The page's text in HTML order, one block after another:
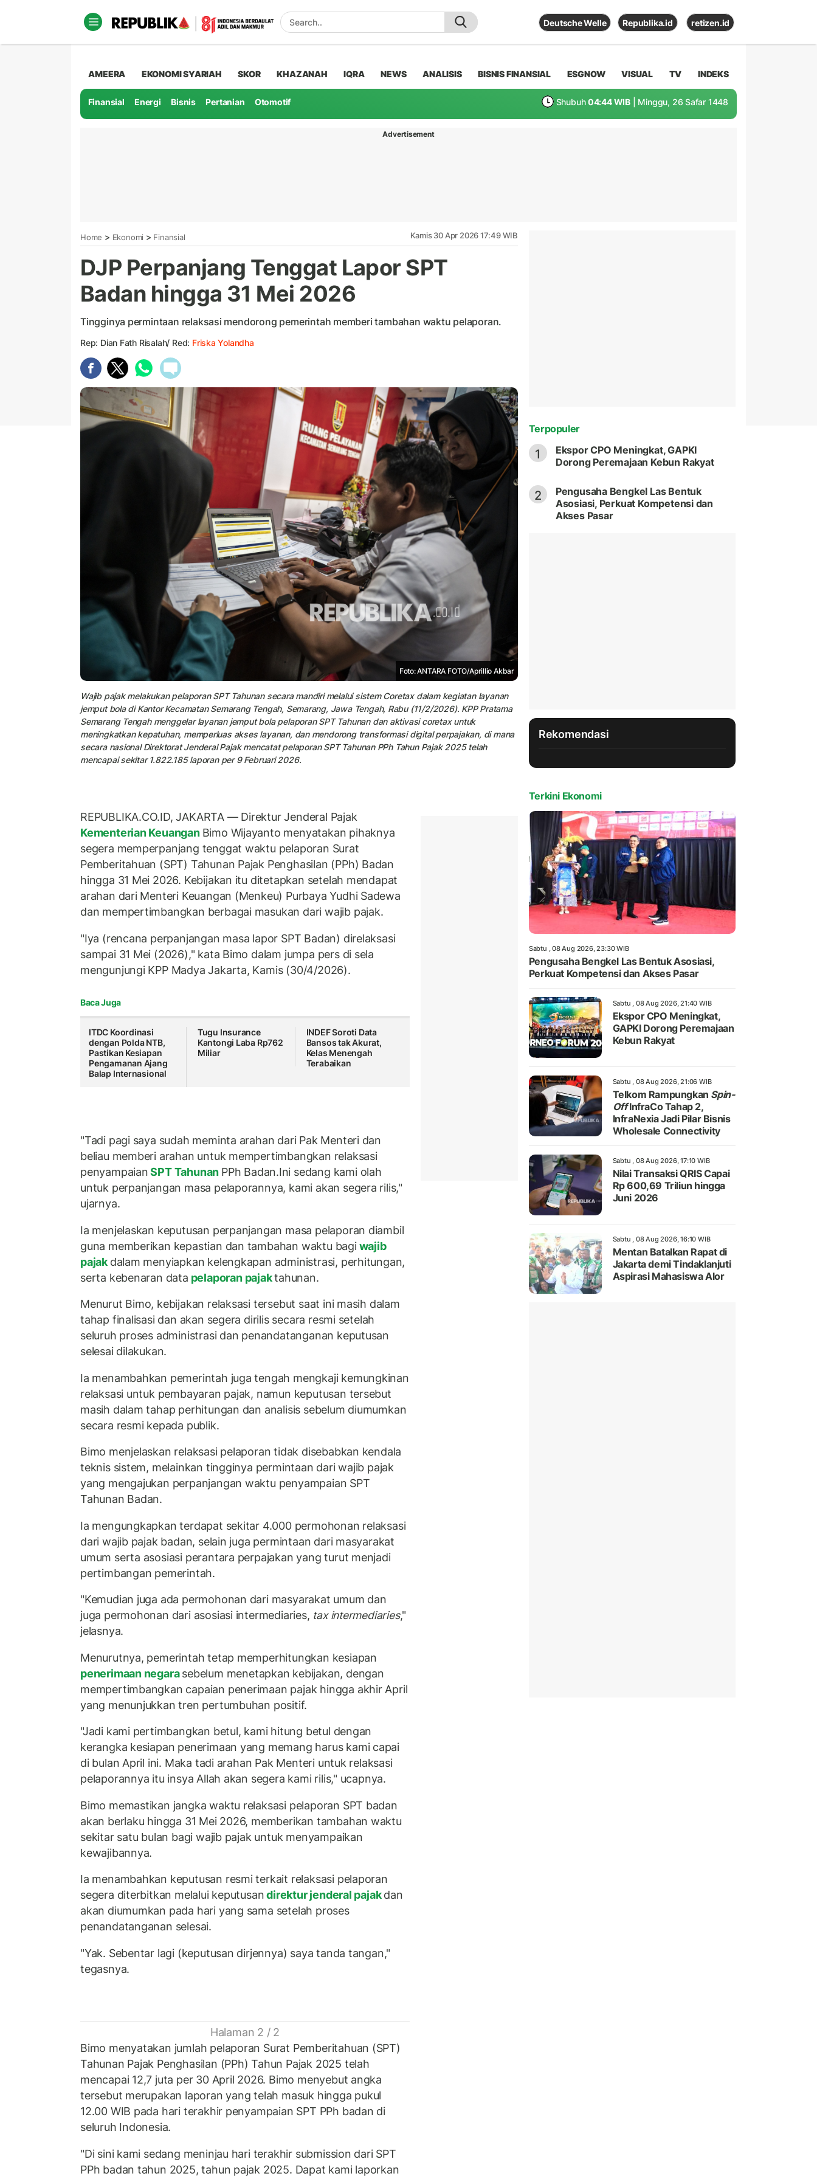
Deutsche Welle Republika.id retizen.id
AMEERA EKONOMI SYARIAH SKOR KHAZANAH IQRA NEWS ANALISIS BISNIS FINANSIAL ESGNOW VISUAL TV INDEKS
Finansial Energi Bisnis Pertanian Otomotif Shubuh 04:44 WIB | Minggu, 26 Safar 1448
Advertisement
Home > Ekonomi > Finansial Kamis 30 Apr 2026 17:49 WIB
DJP Perpanjang Tenggat Lapor SPT
Badan hingga 31 Mei 2026
Tingginya permintaan relaksasi mendorong pemerintah memberi tambahan waktu pelaporan.
Rep: Dian Fath Risalah/ Red: Friska Yolandha
Foto: ANTARA FOTO/Aprillio Akbar
Wajib pajak melakukan pelaporan SPT Tahunan secara mandiri melalui sistem Coretax dalam kegiatan layanan
jemput bola di Kantor Kecamatan Semarang Tengah, Semarang, Jawa Tengah, Rabu (11/2/2026). KPP Pratama
Semarang Tengah menggelar layanan jemput bola pelaporan SPT Tahunan dan aktivasi coretax untuk
meningkatkan kepatuhan, memperluas akses layanan, dan mendorong transformasi digital perpajakan, di mana
secara nasional Direktorat Jenderal Pajak mencatat pelaporan SPT Tahunan PPh Tahun Pajak 2025 telah
mencapai sekitar 1.822.185 laporan per 9 Februari 2026.
REPUBLIKA.CO.ID, JAKARTA — Direktur Jenderal Pajak
Kementerian Keuangan Bimo Wijayanto menyatakan pihaknya
segera memperpanjang tenggat waktu pelaporan Surat
Pemberitahuan (SPT) Tahunan Pajak Penghasilan (PPh) Badan
hingga 31 Mei 2026. Kebijakan itu ditetapkan setelah mendapat
arahan dari Menteri Keuangan (Menkeu) Purbaya Yudhi Sadewa
dan mempertimbangkan berbagai masukan dari wajib pajak.
"Iya (rencana perpanjangan masa lapor SPT Badan) direlaksasi
sampai 31 Mei (2026)," kata Bimo dalam jumpa pers di sela
mengunjungi KPP Madya Jakarta, Kamis (30/4/2026).
Baca Juga
ITDC Koordinasi
dengan Polda NTB,
Pastikan Kesiapan
Pengamanan Ajang
Balap Internasional
Tugu Insurance
Kantongi Laba Rp762
Miliar
INDEF Soroti Data
Bansos tak Akurat,
Kelas Menengah
Terabaikan
"Tadi pagi saya sudah meminta arahan dari Pak Menteri dan
beliau memberi arahan untuk mempertimbangkan relaksasi
penyampaianSPT Tahunan PPh Badan.Ini sedang kami olah
untuk perpanjangan masa pelaporannya, kami akan segera rilis,"
ujarnya.
Ia menjelaskan keputusan perpanjangan masa pelaporan diambil
guna memberikan kepastian dan tambahan waktu bagiwajib
pajak dalam menyiapkan kelengkapan administrasi, perhitungan,
serta kebenaran data pelaporan pajaktahunan.
Menurut Bimo, kebijakan relaksasi tersebut saat ini masih dalam
tahap finalisasi dan akan segera dirilis secara resmi setelah
seluruh proses administrasi dan penandatanganan keputusan
selesai dilakukan.
Ia menambahkan pemerintah juga tengah mengkaji kemungkinan
relaksasi untuk pembayaran pajak, namun keputusan tersebut
masih dalam tahap perhitungan dan analisis sebelum diumumkan
secara resmi kepada publik.
Bimo menjelaskan relaksasi pelaporan tidak disebabkan kendala
teknis sistem, melainkan tingginya permintaan dari wajib pajak
yang mengajukan perpanjangan waktu penyampaian SPT
Tahunan Badan.
Ia mengungkapkan terdapat sekitar 4.000 permohonan relaksasi
dari wajib pajak badan, selain juga permintaan dari masyarakat
umum serta asosiasi perantara perpajakan yang turut menjadi
pertimbangan pemerintah.
"Kemudian juga ada permohonan dari masyarakat umum dan
juga permohonan dari asosiasi intermediaries, tax intermediaries,"
jelasnya.
Menurutnya, pemerintah tetap memperhitungkan kesiapan
penerimaan negarasebelum menetapkan kebijakan, dengan
mempertimbangkan capaian penerimaan pajak hingga akhir April
yang menunjukkan tren pertumbuhan positif.
"Jadi kami pertimbangkan betul, kami hitung betul dengan
kerangka kesiapan penerimaan yang memang harus kami capai
di bulan April ini. Maka tadi arahan Pak Menteri untuk relaksasi
pelaporannya itu insya Allah akan segera kami rilis," ucapnya.
Bimo memastikan jangka waktu relaksasi pelaporan SPT badan
akan berlaku hingga 31 Mei 2026, memberikan tambahan waktu
sekitar satu bulan bagi wajib pajak untuk menyampaikan
kewajibannya.
Ia menambahkan keputusan resmi terkait relaksasi pelaporan
segera diterbitkan melalui keputusandirektur jenderal pajakdan
akan diumumkan pada hari yang sama setelah proses
penandatanganan selesai.
"Yak. Sebentar lagi (keputusan dirjennya) saya tanda tangan,"
tegasnya.
Halaman 2 / 2
Bimo menyatakan jumlah pelaporan Surat Pemberitahuan (SPT)
Tahunan Pajak Penghasilan (PPh) Tahun Pajak 2025 telah
mencapai 12,7 juta per 30 April 2026. Bimo menyebut angka
tersebut merupakan laporan yang telah masuk hingga pukul
12.00 WIB pada hari terakhir penyampaian SPT PPh badan di
seluruh Indonesia.
"Di sini kami sedang meninjau hari terakhir submission dari SPT
PPh badan tahun 2025, tahun pajak 2025. Dapat kami laporkan
Terpopuler
1
Ekspor CPO Meningkat, GAPKI
Dorong Peremajaan Kebun Rakyat
2
Pengusaha Bengkel Las Bentuk
Asosiasi, Perkuat Kompetensi dan
Akses Pasar
Rekomendasi
Terkini Ekonomi
Sabtu , 08 Aug 2026, 23:30 WIB
Pengusaha Bengkel Las Bentuk Asosiasi,
Perkuat Kompetensi dan Akses Pasar
Sabtu , 08 Aug 2026, 21:40 WIB
Ekspor CPO Meningkat,
GAPKI Dorong Peremajaan
Kebun Rakyat
Sabtu , 08 Aug 2026, 21:06 WIB
Telkom Rampungkan Spin-
OffInfraCo Tahap 2,
InfraNexia Jadi Pilar Bisnis
Wholesale Connectivity
Sabtu , 08 Aug 2026, 17:10 WIB
Nilai Transaksi QRIS Capai
Rp 600,69 Triliun hingga
Juni 2026
Sabtu , 08 Aug 2026, 16:10 WIB
Mentan Batalkan Rapat di
Jakarta demi Tindaklanjuti
Aspirasi Mahasiswa Alor